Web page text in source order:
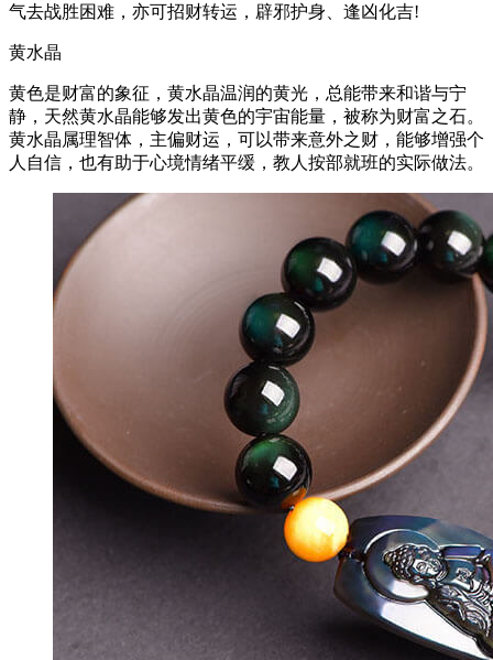
气去战胜困难，亦可招财转运，辟邪护身、逢凶化吉!
黄水晶
黄色是财富的象征，黄水晶温润的黄光，总能带来和谐与宁
静，天然黄水晶能够发出黄色的宇宙能量，被称为财富之石。
黄水晶属理智体，主偏财运，可以带来意外之财，能够增强个
人自信，也有助于心境情绪平缓，教人按部就班的实际做法。